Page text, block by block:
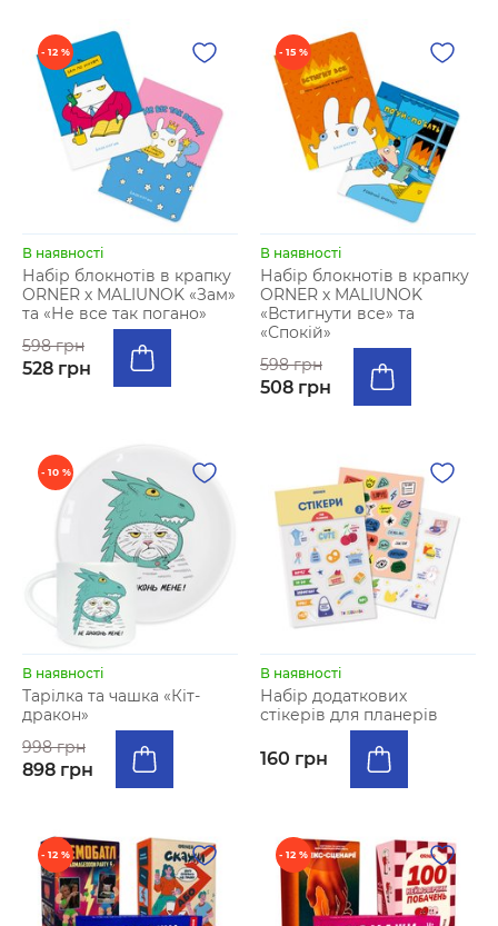
- 12 %
В наявності
Набір блокнотів в крапку
ORNER х MALIUNOK «Зам»
та «Не все так погано»
598 грн
528 грн
- 15 %
В наявності
Набір блокнотів в крапку
ORNER х MALIUNOK
«Встигнути все» та
«Спокій»
598 грн
508 грн
- 10 %
В наявності
Тарілка та чашка «Кіт-
дракон»
998 грн
898 грн
В наявності
Набір додаткових
стікерів для планерiв
160 грн
- 12 % - 12 %